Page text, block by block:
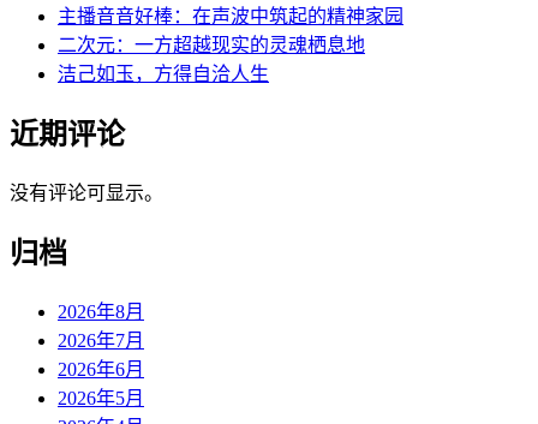
主播音音好棒：在声波中筑起的精神家园
二次元：一方超越现实的灵魂栖息地
洁己如玉，方得自洽人生
近期评论
没有评论可显示。
归档
2026年8月
2026年7月
2026年6月
2026年5月